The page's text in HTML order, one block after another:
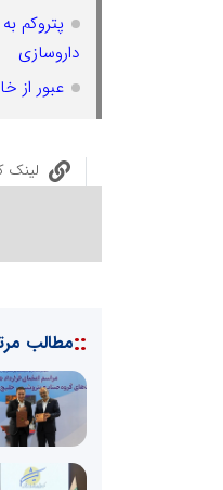
پتروکم
داروسازی
عبور از
لینک
::مطالب